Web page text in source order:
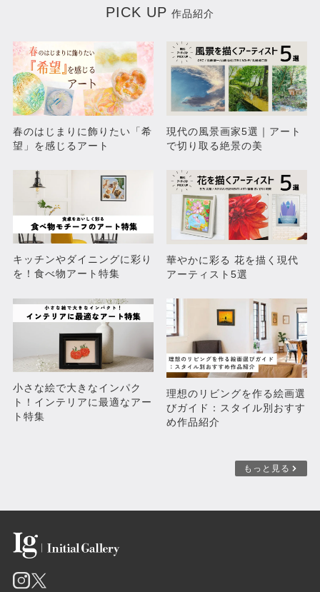
PICK UP 作品紹介
春のはじまりに飾りたい「希
望」を感じるアート
現代の風景画家5選｜アート
で切り取る絶景の美
キッチンやダイニングに彩り
を！食べ物アート特集
華やかに彩る 花を描く現代
アーティスト5選
小さな絵で大きなインパク
ト！インテリアに最適なアー
ト特集
理想のリビングを作る絵画選
びガイド：スタイル別おすす
め作品紹介
もっと見る